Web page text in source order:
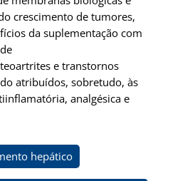
crescimento de tumores,
da suplementação com
e transtornos
atribuídos, sobretudo, às
analgésica e
hepático